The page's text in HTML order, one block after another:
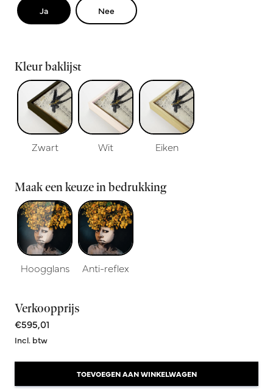
Ja Nee
Kleur baklijst
Zwart Wit Eiken
Maak een keuze in bedrukking
Hoogglans Anti-reflex
Verkoopprijs
€595,01
Incl. btw
TOEVOEGEN AAN WINKELWAGEN